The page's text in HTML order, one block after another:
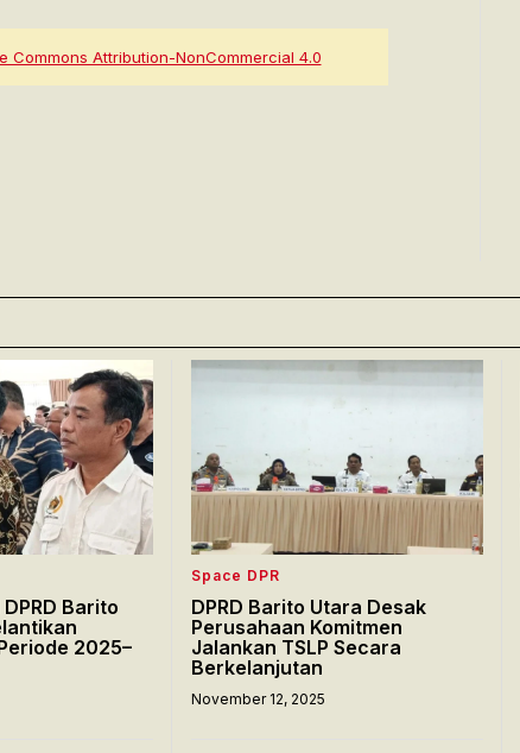
Commons Attribution-NonCommercial 4.0
Barito
2025–
Space DPR
DPRD Barito Utara Desak
Perusahaan Komitmen
Jalankan TSLP Secara
Berkelanjutan
November 12, 2025